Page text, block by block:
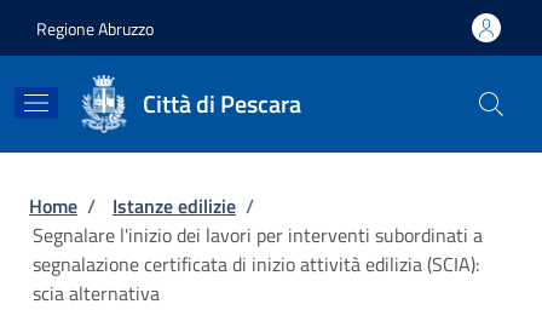
Regione Abruzzo
Città di Pescara
Briciole di pane
Home / Istanze edilizie /
Segnalare l'inizio dei lavori per interventi subordinati a
segnalazione certificata di inizio attività edilizia (SCIA):
scia alternativa